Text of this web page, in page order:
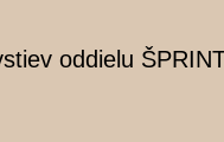
oddielu